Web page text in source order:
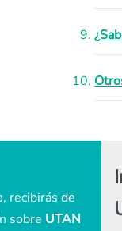
recibirás de
sobre UTAN